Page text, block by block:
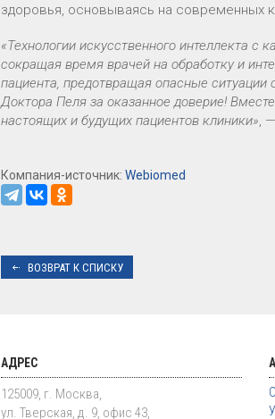
здоровья, основываясь на современных
«Технологии искусственного интеллекта
сокращая время врачей на обработку и
пациента, предотвращая опасные
Доктора Пеля за оказанное доверие!
настоящих и будущих пациентов клиники»,
Компания-источник: Webiomed
ВОЗВРАТ К СПИСКУ
АДРЕС
125009, г. Москва,
ул. Тверская, д. 9, офис 43,